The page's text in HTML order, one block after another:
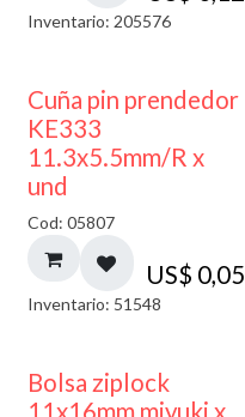
Inventario: 205576
Cuña pin prendedor
KE333
11.3x5.5mm/R x
und
Cod: 05807
US$ 0,05
Inventario: 51548
Bolsa ziplock